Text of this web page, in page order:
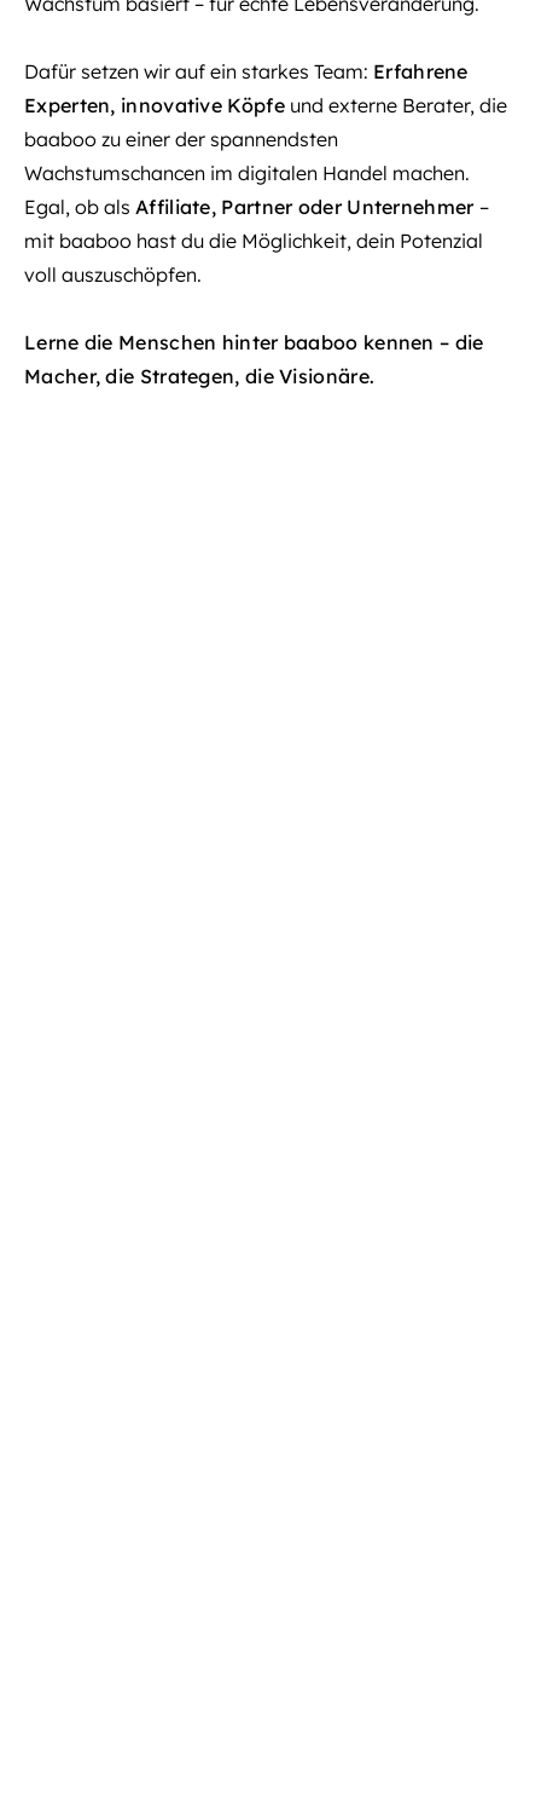
Dafür setzen wir auf ein starkes Team: Erfahrene
Experten, innovative Köpfe und externe Berater, die
baaboo zu einer der spannendsten
Wachstumschancen im digitalen Handel machen.
Egal, ob als Affiliate, Partner oder Unternehmer –
mit baaboo hast du die Möglichkeit, dein Potenzial
voll auszuschöpfen.
Lerne die Menschen hinter baaboo kennen – die
Macher, die Strategen, die Visionäre.